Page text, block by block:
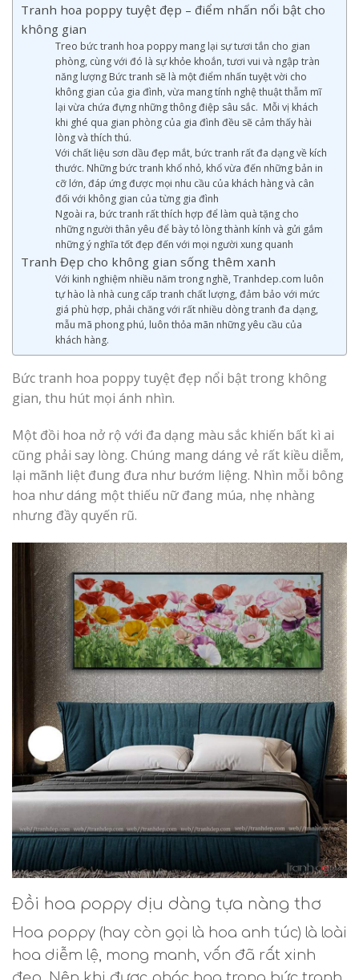
Tranh hoa poppy tuyệt đẹp – điểm nhấn nổi bật cho
không gian
Treo bức tranh hoa poppy mang lại sự tươi tắn cho gian
phòng, cùng với đó là sự khỏe khoắn, tươi vui và ngập tràn
năng lượng Bức tranh sẽ là một điểm nhấn tuyệt vời cho
không gian của gia đình, vừa mang tính nghệ thuật thẫm mĩ
lại vừa chứa đựng những thông điệp sâu sắc. Mỗi vị khách
khi ghé qua gian phòng của gia đình đều sẽ cảm thấy hài
lòng và thích thú.
Với chất liệu sơn dầu đẹp mắt, bức tranh rất đa dạng về kích
thước. Những bức tranh khổ nhỏ, khổ vừa đến những bản in
cỡ lớn, đáp ứng được mọi nhu cầu của khách hàng và cân
đối với không gian của từng gia đình
Ngoài ra, bức tranh rất thích hợp để làm quà tặng cho
những người thân yêu để bày tỏ lòng thành kính và gửi gắm
những ý nghĩa tốt đẹp đến với mọi người xung quanh
Tranh Đẹp cho không gian sống thêm xanh
Với kinh nghiệm nhiều năm trong nghề, Tranhdep.com luôn
tự hào là nhà cung cấp tranh chất lượng, đảm bảo với mức
giá phù hợp, phải chăng với rất nhiều dòng tranh đa dạng,
mẫu mã phong phú, luôn thỏa mãn những yêu cầu của
khách hàng.
Bức tranh hoa poppy tuyệt đẹp nổi bật trong không
gian, thu hút mọi ánh nhìn.
Một đồi hoa nở rộ với đa dạng màu sắc khiến bất kì ai
cũng phải say lòng. Chúng mang dáng vẻ rất kiều diễm,
lại mãnh liệt đung đưa như bướm liệng. Nhìn mỗi bông
hoa như dáng một thiếu nữ đang múa, nhẹ nhàng
nhưng đầy quyến rũ.
Đồi hoa poppy dịu dàng tựa nàng thơ
Hoa poppy (hay còn gọi là hoa anh túc) là loài
hoa diễm lệ, mong manh, vốn đã rất xinh